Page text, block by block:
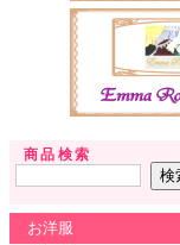
商品検索
お洋服